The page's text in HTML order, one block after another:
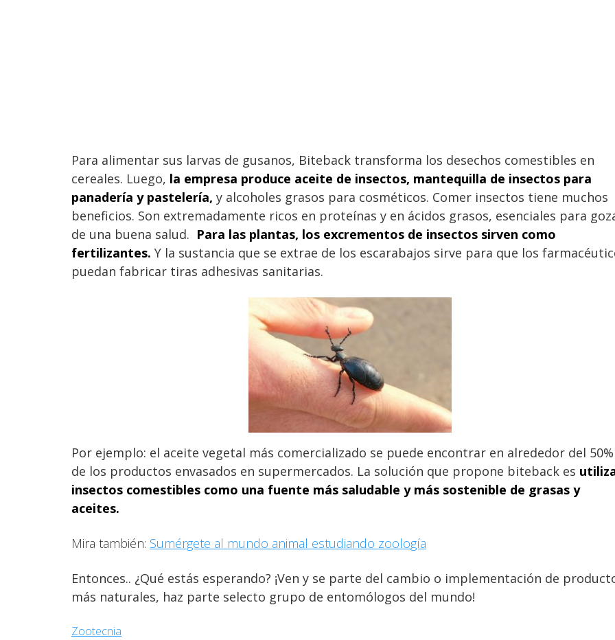
Para alimentar sus larvas de gusanos, Biteback transforma los desechos comestibles en
cereales. Luego, la empresa produce aceite de insectos, mantequilla de insectos para
panadería y pastelería, y alcoholes grasos para cosméticos. Comer insectos tiene muchos
beneficios. Son extremadamente ricos en proteínas y en ácidos grasos, esenciales para
de una buena salud. Para las plantas, los excrementos de insectos sirven como
fertilizantes. Y la sustancia que se extrae de los escarabajos sirve para que los
puedan fabricar tiras adhesivas sanitarias.
Por ejemplo: el aceite vegetal más comercializado se puede encontrar en alrededor del 50%
de los productos envasados ​​en supermercados. La solución que propone biteback es
insectos comestibles como una fuente más saludable y más sostenible de grasas y
aceites.
Mira también: Sumérgete al mundo animal estudiando zoología
Entonces.. ¿Qué estás esperando? ¡Ven y se parte del cambio o implementación de
más naturales, haz parte selecto grupo de entomólogos del mundo!
Zootecnia